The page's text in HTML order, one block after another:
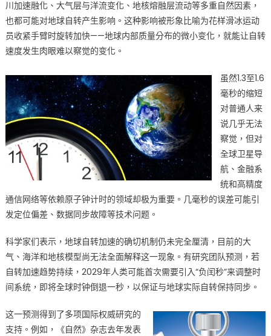
时〉
中
川加速融化、大气层与洋流变化、地核熔融层流动等多重自然因素，
也都可能对地球自转产生影响。这种影响被形象比喻为花样滑冰运动
员收紧手臂时旋转加快——地球内部质量分布的微小变化，就能让自转
速度发生肉眼难以察觉的变化。
虽然1.3至1.6
毫秒的缩短
对普通人来
说几乎无法
察觉，但对
全球卫星导
航、金融系
统和高精度
通信网络等依赖原子钟计时的领域却极为重要。几毫秒的误差可能引
发定位偏差、数据同步故障等技术问题。
科学家们表示，地球自转加速的确切机制仍未完全厘清，目前的大
气、海洋和地核模型尚无法全面解释这一现象。有研究团队预测，若
自转加速趋势持续，2029年人类可能首次需要引入“负闰秒”来调整时
间系统，即将全球时钟倒退一秒，以保证与地球实际自转保持同步。
这一预测得到了多项国际权威研究的
支持。例如，《自然》杂志去年发表